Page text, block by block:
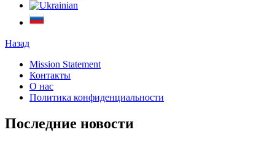
Назад
Mission Statement
Контакты
О нас
Политика конфиденциальности
Последние новости